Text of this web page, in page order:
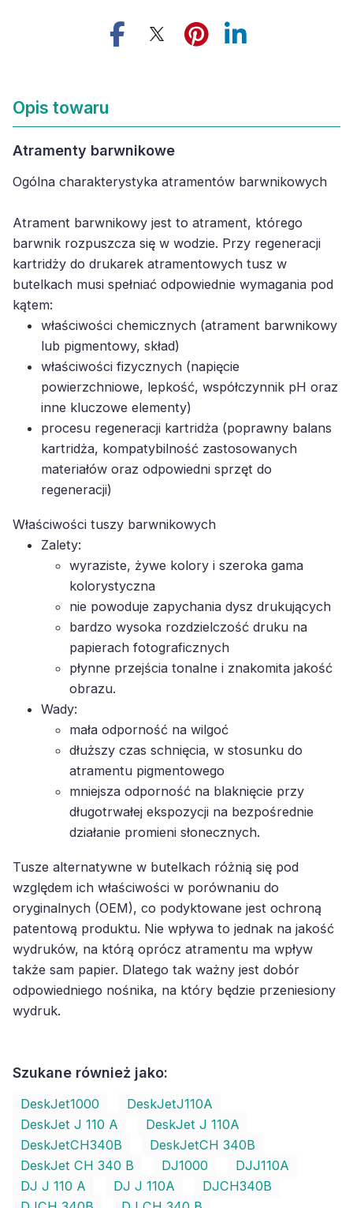
Opis towaru
Atramenty barwnikowe
Ogólna charakterystyka atramentów barwnikowych
Atrament barwnikowy jest to atrament, którego
barwnik rozpuszcza się w wodzie. Przy regeneracji
kartridży do drukarek atramentowych tusz w
butelkach musi spełniać odpowiednie wymagania pod
kątem:
właściwości chemicznych (atrament barwnikowy
lub pigmentowy, skład)
właściwości fizycznych (napięcie
powierzchniowe, lepkość, współczynnik pH oraz
inne kluczowe elementy)
procesu regeneracji kartridża (poprawny balans
kartridża, kompatybilność zastosowanych
materiałów oraz odpowiedni sprzęt do
regeneracji)
Właściwości tuszy barwnikowych
Zalety:
wyraziste, żywe kolory i szeroka gama
kolorystyczna
nie powoduje zapychania dysz drukujących
bardzo wysoka rozdzielczość druku na
papierach fotograficznych
płynne przejścia tonalne i znakomita jakość
obrazu.
Wady:
mała odporność na wilgoć
dłuższy czas schnięcia, w stosunku do
atramentu pigmentowego
mniejsza odporność na blaknięcie przy
długotrwałej ekspozycji na bezpośrednie
działanie promieni słonecznych.
Tusze alternatywne w butelkach różnią się pod
względem ich właściwości w porównaniu do
oryginalnych (OEM), co podyktowane jest ochroną
patentową produktu. Nie wpływa to jednak na jakość
wydruków, na którą oprócz atramentu ma wpływ
także sam papier. Dlatego tak ważny jest dobór
odpowiedniego nośnika, na który będzie przeniesiony
wydruk.
Szukane również jako:
DeskJet1000
DeskJetJ110A
DeskJet J 110 A
DeskJet J 110A
DeskJetCH340B
DeskJetCH 340B
DeskJet CH 340 B
DJ1000
DJJ110A
DJ J 110 A
DJ J 110A
DJCH340B